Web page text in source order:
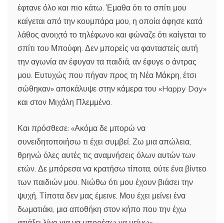
έφτανε όλο και πιο κάτω. Έμαθα ότι το σπίτι μου
καίγεται από την κουμπάρα μου, η οποία άφησε κατά
λάθος ανοιχτό το τηλέφωνο και φώναζε ότι καίγεται το
σπίτι του Μπούφη. Δεν μπορείς να φανταστείς αυτή
την αγωνία αν έφυγαν τα παιδιά, αν έφυγε ο άντρας
μου. Ευτυχώς που πήγαν προς τη Νέα Μάκρη, έτσι
σώθηκαν» αποκάλυψε στην κάμερα του «Happy Day»
και στον Μιχάλη Πλεμμένο.
Και πρόσθεσε: «Ακόμα δε μπορώ να
συνειδητοποιήσω τι έχει συμβεί. Ζω μια απώλεια,
θρηνώ όλες αυτές τις αναμνήσεις όλων αυτών των
ετών. Δε μπόρεσα να κρατήσω τίποτα, ούτε ένα βίντεο
των παιδιών μου. Νιώθω ότι μου έχουν βιάσει την
ψυχή. Τίποτα δεν μας έμεινε. Μου έχει μείνει ένα
δωματιάκι, μια αποθήκη στον κήπο που την έχω